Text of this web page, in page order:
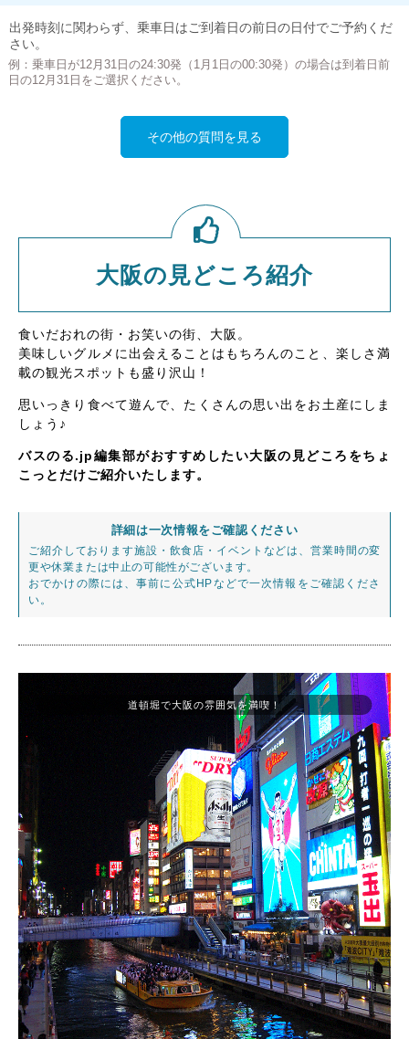
出発時刻に関わらず、乗車日はご到着日の前日の日付でご予約くだ
さい。
例：乗車日が12月31日の24:30発（1月1日の00:30発）の場合は到着日前
日の12月31日をご選択ください。
その他の質問を見る
大阪の見どころ紹介
食いだおれの街・お笑いの街、大阪。
美味しいグルメに出会えることはもちろんのこと、楽しさ満
載の観光スポットも盛り沢山！
思いっきり食べて遊んで、たくさんの思い出をお土産にしま
しょう♪
バスのる.jp編集部がおすすめしたい大阪の見どころをちょ
こっとだけご紹介いたします。
詳細は一次情報をご確認ください
ご紹介しております施設・飲食店・イベントなどは、営業時間の変
更や休業または中止の可能性がございます。
おでかけの際には、事前に公式HPなどで一次情報をご確認くださ
い。
道頓堀で大阪の雰囲気を満喫！